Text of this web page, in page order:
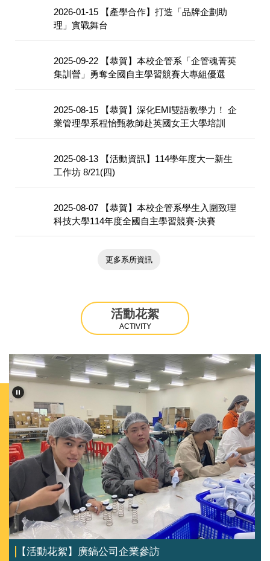
2026-01-15
【產學合作】打造「品牌企劃助
理」實戰舞台
2025-09-22
【恭賀】本校企管系「企管魂菁英
集訓營」勇奪全國自主學習競賽大專組優選
2025-08-15
【恭賀】深化EMI雙語教學力！ 企
業管理學系程怡甄教師赴英國女王大學培訓
2025-08-13
【活動資訊】114學年度大一新生
工作坊 8/21(四)
2025-08-07
【恭賀】本校企管系學生入圍致理
科技大學114年度全國自主學習競賽-決賽
更多系所資訊
活動花絮
ACTIVITY
【活動花絮】2024年 企管系第一屆小畢典花絮